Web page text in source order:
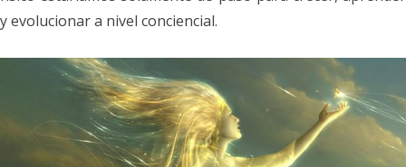
y evolucionar a nivel conciencial.